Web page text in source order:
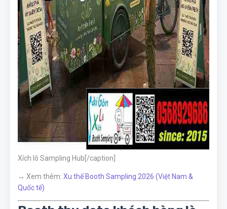
Xích lô Sampling Hub[/caption]
→ Xem thêm: Xu thế Booth Sampling 2026 (Việt Nam &
Quốc tế)